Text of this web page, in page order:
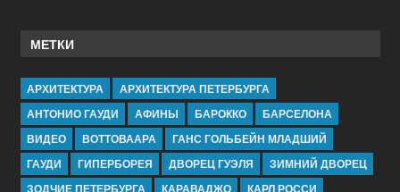
МЕТКИ
АРХИТЕКТУРА
АРХИТЕКТУРА ПЕТЕРБУРГА
АНТОНИО ГАУДИ
АФИНЫ БАРОККО
БАРСЕЛОНА
ВИДЕО
ВОТТОВААРА
ГАНС ГОЛЬБЕЙН МЛАДШИЙ
ГАУДИ
ГИПЕРБОРЕЯ ДВОРЕЦ ГУЭЛЯ
ЗИМНИЙ ДВОРЕЦ
ЗОДЧИЕ ПЕТЕРБУРГА
КАРАВАДЖО КАРЛ РОССИ